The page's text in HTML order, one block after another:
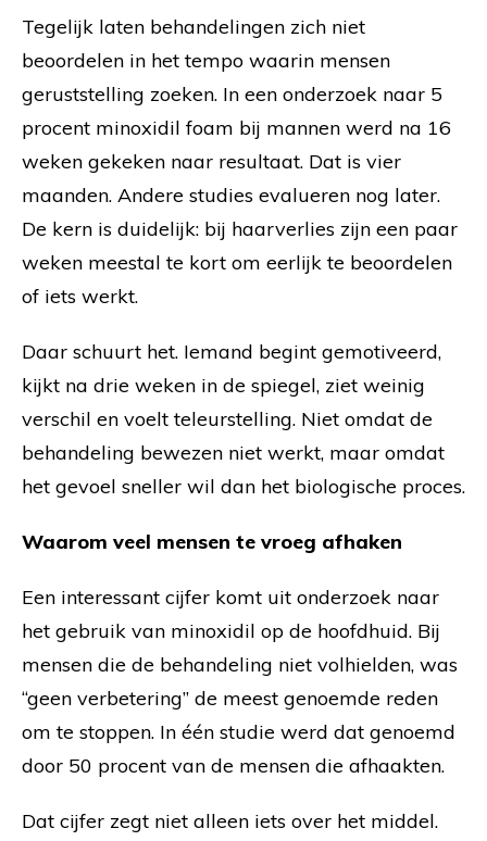
Tegelijk laten behandelingen zich niet
beoordelen in het tempo waarin mensen
geruststelling zoeken. In een onderzoek naar 5
procent minoxidil foam bij mannen werd na 16
weken gekeken naar resultaat. Dat is vier
maanden. Andere studies evalueren nog later.
De kern is duidelijk: bij haarverlies zijn een paar
weken meestal te kort om eerlijk te beoordelen
of iets werkt.
Daar schuurt het. Iemand begint gemotiveerd,
kijkt na drie weken in de spiegel, ziet weinig
verschil en voelt teleurstelling. Niet omdat de
behandeling bewezen niet werkt, maar omdat
het gevoel sneller wil dan het biologische proces.
Waarom veel mensen te vroeg afhaken
Een interessant cijfer komt uit onderzoek naar
het gebruik van minoxidil op de hoofdhuid. Bij
mensen die de behandeling niet volhielden, was
“geen verbetering” de meest genoemde reden
om te stoppen. In één studie werd dat genoemd
door 50 procent van de mensen die afhaakten.
Dat cijfer zegt niet alleen iets over het middel.